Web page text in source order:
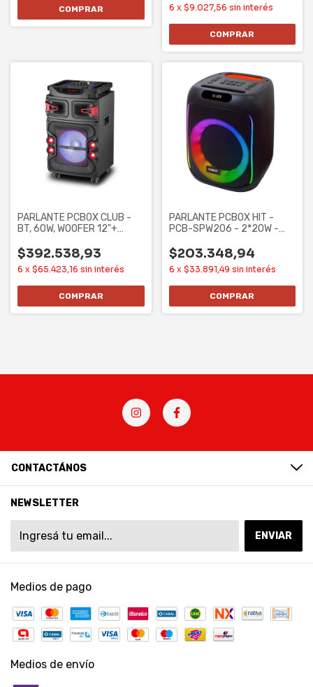
6 x $9.027,56 sin interés
PARLANTE PCBOX CLUB -
BT, 60W, WOOFER 12"+
$392.538,93
6 x $65.423,16 sin interés
COMPRAR
PARLANTE PCBOX HIT -
PCB-SPW206 - 2*20W -
$203.348,94
6 x $33.891,49 sin interés
COMPRAR
CONTACTÁNOS
NEWSLETTER
Medios de pago
Medios de envío